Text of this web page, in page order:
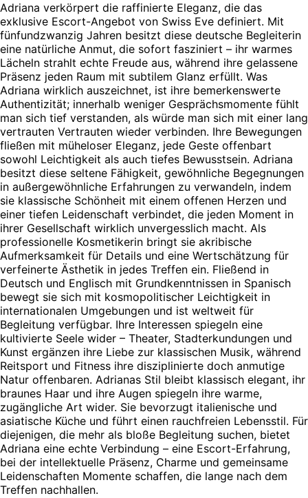
Adriana verkörpert die raffinierte Eleganz, die das
exklusive Escort-Angebot von Swiss Eve definiert. Mit
fünfundzwanzig Jahren besitzt diese deutsche Begleiterin
eine natürliche Anmut, die sofort fasziniert – ihr warmes
Lächeln strahlt echte Freude aus, während ihre gelassene
Präsenz jeden Raum mit subtilem Glanz erfüllt. Was
Adriana wirklich auszeichnet, ist ihre bemerkenswerte
Authentizität; innerhalb weniger Gesprächsmomente fühlt
man sich tief verstanden, als würde man sich mit einer lang
vertrauten Vertrauten wieder verbinden. Ihre Bewegungen
fließen mit müheloser Eleganz, jede Geste offenbart
sowohl Leichtigkeit als auch tiefes Bewusstsein. Adriana
besitzt diese seltene Fähigkeit, gewöhnliche Begegnungen
in außergewöhnliche Erfahrungen zu verwandeln, indem
sie klassische Schönheit mit einem offenen Herzen und
einer tiefen Leidenschaft verbindet, die jeden Moment in
ihrer Gesellschaft wirklich unvergesslich macht. Als
professionelle Kosmetikerin bringt sie akribische
Aufmerksamkeit für Details und eine Wertschätzung für
verfeinerte Ästhetik in jedes Treffen ein. Fließend in
Deutsch und Englisch mit Grundkenntnissen in Spanisch
bewegt sie sich mit kosmopolitischer Leichtigkeit in
internationalen Umgebungen und ist weltweit für
Begleitung verfügbar. Ihre Interessen spiegeln eine
kultivierte Seele wider – Theater, Stadterkundungen und
Kunst ergänzen ihre Liebe zur klassischen Musik, während
Reitsport und Fitness ihre disziplinierte doch anmutige
Natur offenbaren. Adrianas Stil bleibt klassisch elegant, ihr
braunes Haar und ihre Augen spiegeln ihre warme,
zugängliche Art wider. Sie bevorzugt italienische und
asiatische Küche und führt einen rauchfreien Lebensstil. Für
diejenigen, die mehr als bloße Begleitung suchen, bietet
Adriana eine echte Verbindung – eine Escort-Erfahrung,
bei der intellektuelle Präsenz, Charme und gemeinsame
Leidenschaften Momente schaffen, die lange nach dem
Treffen nachhallen.